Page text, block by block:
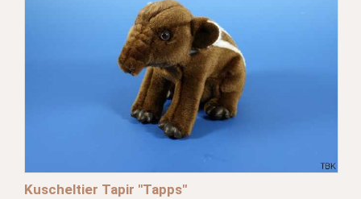
Kuscheltier Tapir "Tapps"